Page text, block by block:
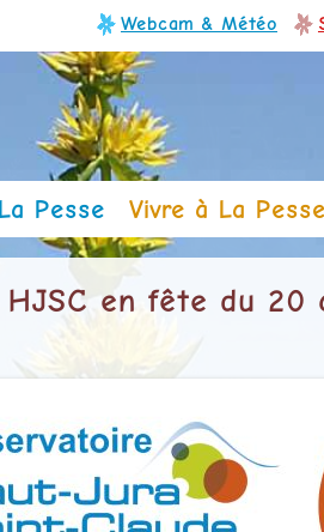
Webcam & Météo
Pesse Vivre à La Pesse
en fête du 20